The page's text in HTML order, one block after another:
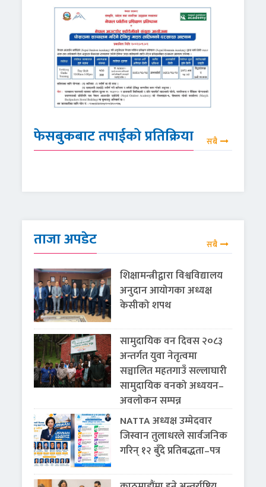
फेसबुकबाट तपाईको प्रतिक्रिया सबै
ताजा अपडेट सबै
शिक्षामन्त्रीद्वारा विश्वविद्यालय
अनुदान आयोगका अध्यक्ष
केसीको शपथ
सामुदायिक वन दिवस २०८३
अन्तर्गत युवा नेतृत्वमा
सञ्चालित महतगाउँ सल्लाघारी
सामुदायिक वनको अध्ययन–
अवलोकन सम्पन्न
NATTA अध्यक्ष उम्मेदवार
जिस्वान तुलाधरले सार्वजनिक
गरिन् १२ बुँदे प्रतिबद्धता–पत्र